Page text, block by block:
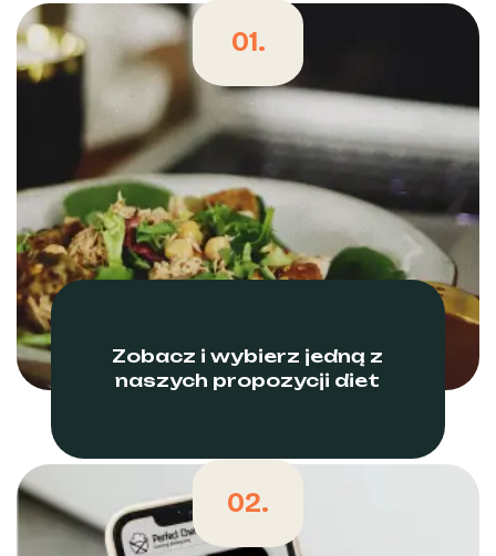
01.
Zobacz i wybierz jedną z
naszych propozycji diet
02.